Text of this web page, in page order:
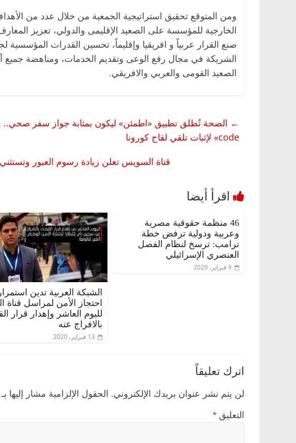
ومن المتوقع تحقيق استراتيجية الجمعية من خلال عدد من
الخارجية للمؤسسة على الصعيد الإقليمى والدولي، تعزيز
صنع القرار عربياً و افريقيا وإقليماً، تحسين القدرات المؤسسية
الشريكة في مجال رفع الوعى وتقديم الخدمات، ومناهضة جميع
الصعيد القومى والعربي والافريقي.
←
code» لإثبات تلقي لقاح كورونا
قناة السويس تعلن زيادة رسوم العبور
46 منظمة حقوقية مصرية
وعربية ودولية ترفض خطة
ترامب: ترسخ لنظام الفصل
العنصري الإسرائيلي
9 فبراير، 2020
الشبكة العربية تدين استمرار
احتجاز الأمن لمراسل قناة
لليوم العاشر وإهدار قرار
بالافراج عنه
13 فبراير، 2020
اترك تعليقاً
لن يتم نشر عنوان بريدك الإلكتروني. الحقول الإلزامية مشار إليها بـ
التعليق *